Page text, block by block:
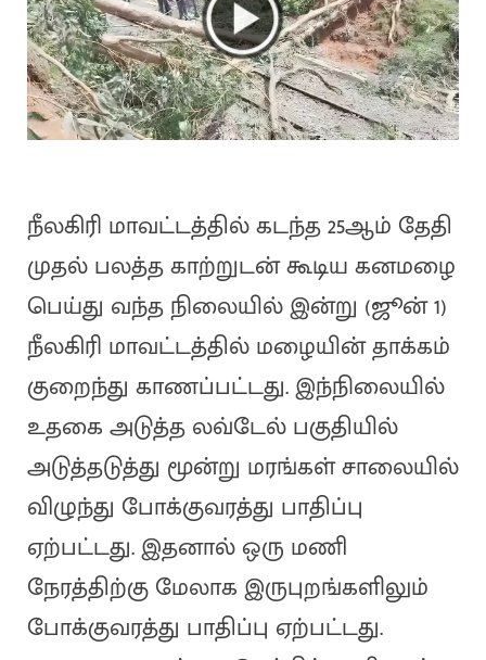
நீலகிரி மாவட்டத்தில் கடந்த 25ஆம் தேதி
முதல் பலத்த காற்றுடன் கூடிய கனமழை
பெய்து வந்த நிலையில் இன்று (ஜூன் 1)
நீலகிரி மாவட்டத்தில் மழையின் தாக்கம்
குறைந்து காணப்பட்டது. இந்நிலையில்
உதகை அடுத்த லவ்டேல் பகுதியில்
அடுத்தடுத்து மூன்று மரங்கள் சாலையில்
விழுந்து போக்குவரத்து பாதிப்பு
ஏற்பட்டது. இதனால் ஒரு மணி
நேரத்திற்கு மேலாக இருபுறங்களிலும்
போக்குவரத்து பாதிப்பு ஏற்பட்டது.